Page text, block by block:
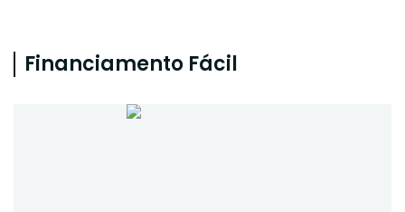
Financiamento Fácil